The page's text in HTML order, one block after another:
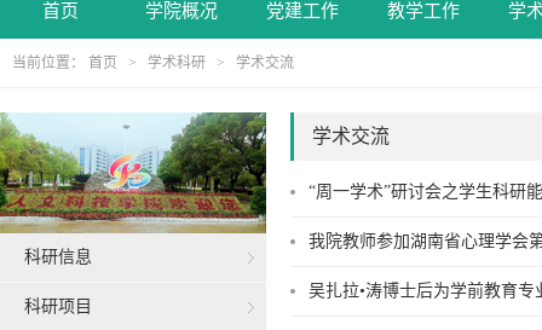
首页 学院概况 党建工作 教学工作 学
当前位置： 首页 > 学术科研 > 学术交流
科研信息
科研项目
学术交流
“周一学术”研讨会之学生科研
我院教师参加湖南省心理学会
吴扎拉•涛博士后为学前教育